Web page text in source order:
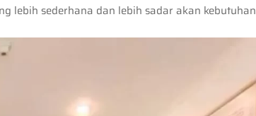
lebih sederhana dan lebih sadar akan kebutuhan